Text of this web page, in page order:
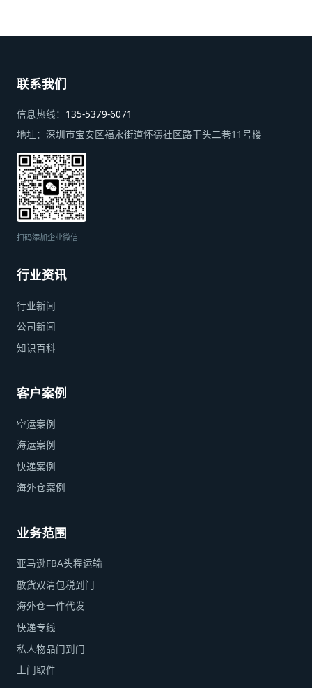
联系我们
信息热线： 135-5379-6071
地址： 深圳市宝安区福永街道怀德社区路干头二巷11号楼
扫码添加企业微信
行业资讯
行业新闻
公司新闻
知识百科
客户案例
空运案例
海运案例
快递案例
海外仓案例
业务范围
亚马逊FBA头程运输
散货双清包税到门
海外仓一件代发
快递专线
私人物品门到门
上门取件